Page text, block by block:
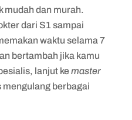
mudah dan murah.
dari S1 sampai
waktu selama 7
bertambah jika kamu
lanjut kemaster
berbagai